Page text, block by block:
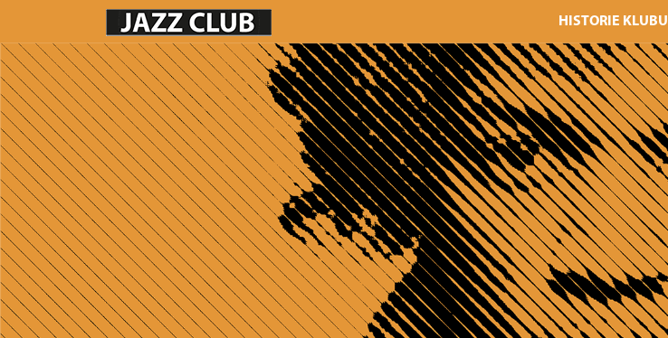
HISTORIE KLUBU